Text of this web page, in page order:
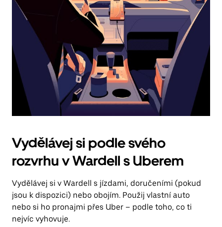
Vydělávej si podle svého
rozvrhu v Wardell s Uberem
Vydělávej si v Wardell s jízdami, doručeními (pokud
jsou k dispozici) nebo obojím. Použij vlastní auto
nebo si ho pronajmi přes Uber – podle toho, co ti
nejvíc vyhovuje.